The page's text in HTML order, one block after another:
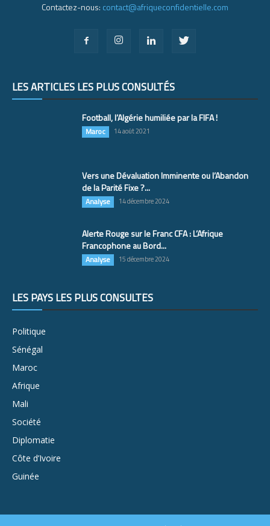
Contactez-nous: contact@afriqueconfidentielle.com
LES ARTICLES LES PLUS CONSULTÉS
Football, l’Algérie humiliée par la FIFA !
Maroc 14 août 2021
Vers une Dévaluation Imminente ou l’Abandon
de la Parité Fixe ?...
Analyse 14 décembre 2024
Alerte Rouge sur le Franc CFA : L’Afrique
Francophone au Bord...
Analyse 15 décembre 2024
LES PAYS LES PLUS CONSULTÉS
Politique
Sénégal
Maroc
Afrique
Mali
Société
Diplomatie
Côte d’Ivoire
Guinée